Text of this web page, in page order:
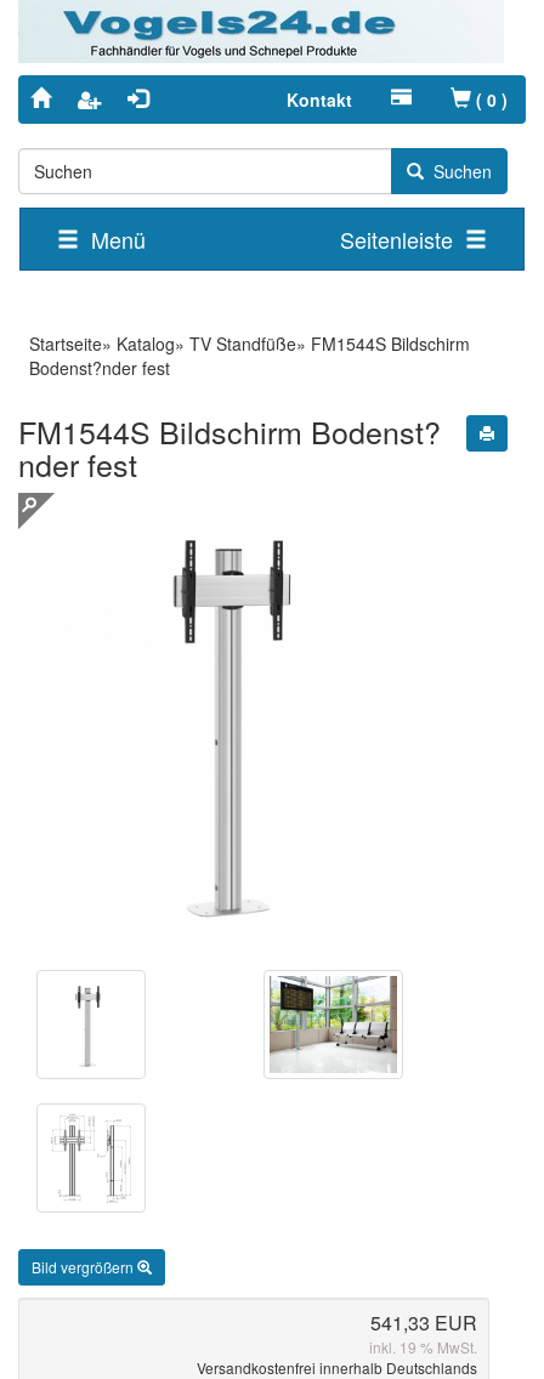
Kontakt ( 0 )
Suchen
Menü Seitenleiste
Startseite» Katalog» TV Standfüße» FM1544S Bildschirm
Bodenst?nder fest
FM1544S Bildschirm Bodenst?
nder fest
Bild vergrößern
541,33 EUR
inkl. 19 % MwSt.
Versandkostenfrei innerhalb Deutschlands